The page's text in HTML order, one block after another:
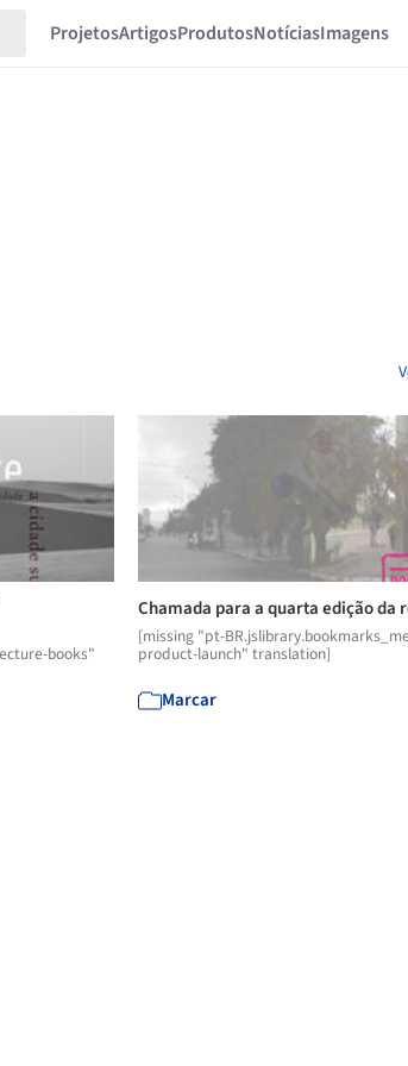
ProjetosArtigosProdutosNotíciasImagens
books"
Chamada para a quarta edição da
[missing "pt-
product-launch" translation]
Marcar